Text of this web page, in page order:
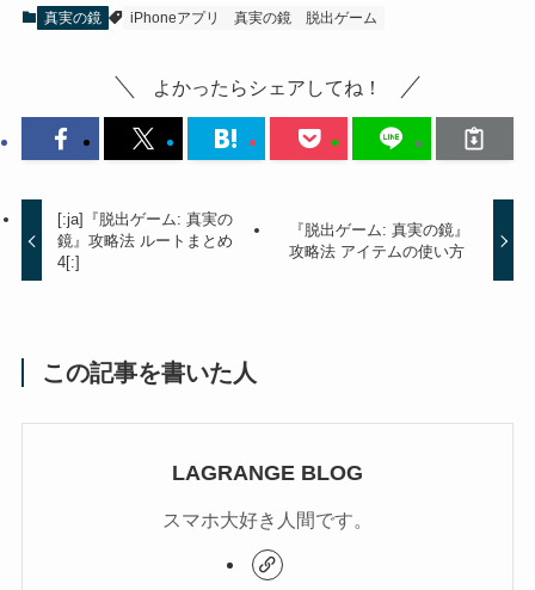
真実の鏡 iPhoneアプリ 真実の鏡 脱出ゲーム
よかったらシェアしてね！
[:ja]『脱出ゲーム: 真実の
鏡』攻略法 ルートまとめ
4[:]
『脱出ゲーム: 真実の鏡』
攻略法 アイテムの使い方
この記事を書いた人
LAGRANGE BLOG
スマホ大好き人間です。